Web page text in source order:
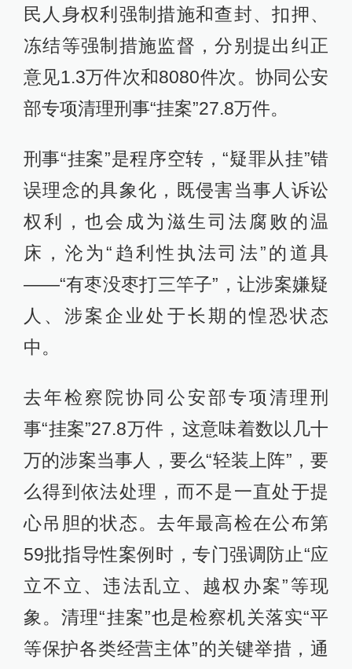
民人身权利强制措施和查封、扣押、
冻结等强制措施监督，分别提出纠正
意见1.3万件次和8080件次。协同公安
部专项清理刑事“挂案”27.8万件。
刑事“挂案”是程序空转，“疑罪从挂”错
误理念的具象化，既侵害当事人诉讼
权利，也会成为滋生司法腐败的温
床，沦为“趋利性执法司法”的道具
——“有枣没枣打三竿子”，让涉案嫌疑
人、涉案企业处于长期的惶恐状态
中。
去年检察院协同公安部专项清理刑
事“挂案”27.8万件，这意味着数以几十
万的涉案当事人，要么“轻装上阵”，要
么得到依法处理，而不是一直处于提
心吊胆的状态。去年最高检在公布第
59批指导性案例时，专门强调防止“应
立不立、违法乱立、越权办案”等现
象。清理“挂案”也是检察机关落实“平
等保护各类经营主体”的关键举措，通